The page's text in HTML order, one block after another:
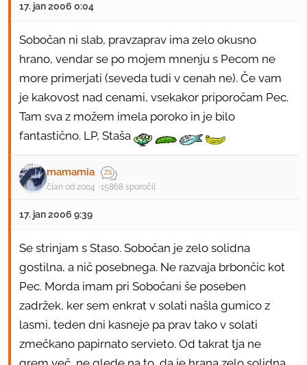
17. jan 2006 0:04
Sobočan ni slab, pravzaprav ima zelo okusno
hrano, vendar se po mojem mnenju s Pecom ne
more primerjati (seveda tudi v cenah ne). Če vam
je kakovost nad cenami, vsekakor priporočam Pec.
Tam sva z možem imela poroko in je bilo
fantastično. LP, Staša
mamamia
član od 2004 15868 sporočil
17. jan 2006 9:39
Se strinjam s Staso. Sobočan je zelo solidna
gostilna, a nič posebnega. Ne razvaja brbončic kot
Pec. Morda imam pri Sobočani še poseben
zadržek, ker sem enkrat v solati našla gumico z
lasmi, teden dni kasneje pa prav tako v solati
zmečkano papirnato servieto. Od takrat tja ne